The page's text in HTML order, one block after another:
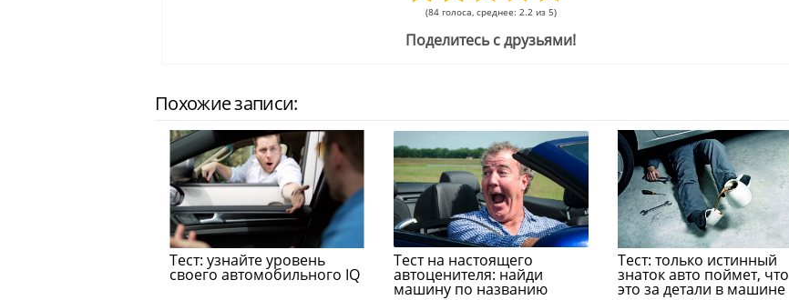
(84 голоса, среднее: 2.2 из 5)
Поделитесь с друзьями!
Похожие записи:
Тест: узнайте уровень
своего автомобильного IQ
Тест на настоящего
автоценителя: найди
машину по названию
Тест: только истинный
знаток авто поймет, что
это за детали в машине